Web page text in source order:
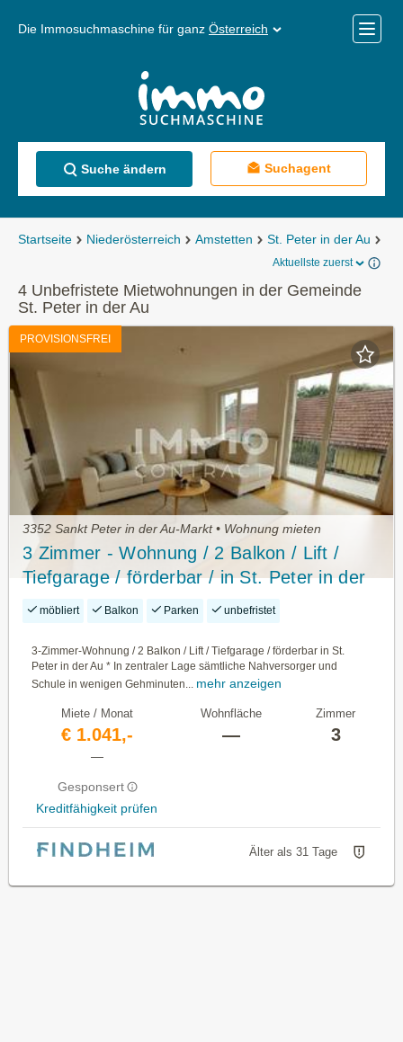
Die Immosuchmaschine für ganz Österreich
Menü
Suche ändern Suchagent
Startseite Niederösterreich Amstetten St. Peter in der Au
Aktuellste zuerst
4 Unbefristete Mietwohnungen in der Gemeinde
St. Peter in der Au
PROVISIONSFREI
3352 Sankt Peter in der Au-Markt • Wohnung mieten
3 Zimmer - Wohnung / 2 Balkon / Lift /
Tiefgarage / förderbar / in St. Peter in der
Au möbliert Balkon Parken unbefristet
3-Zimmer-Wohnung / 2 Balkon / Lift / Tiefgarage / förderbar in St.
Peter in der Au * In zentraler Lage sämtliche Nahversorger und
Schule in wenigen Gehminuten...
mehr anzeigen
Miete / Monat
€ 1.041,-
—
Gesponsert
Kreditfähigkeit prüfen
Wohnfläche
—
Zimmer
3
Älter als 31 Tage